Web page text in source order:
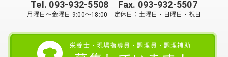
Tel. 093-932-5508 Fax. 093-932-5507
月曜日～金曜日 9:00～18:00 定休日：土曜日・日曜日・祝日
栄養士・現場指導員・調理員・調理補助